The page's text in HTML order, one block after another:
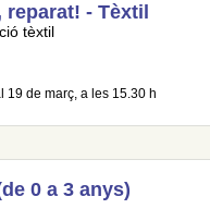
- Tèxtil
tèxtil
19 de març, a les 15.30 h
0 a 3 anys)